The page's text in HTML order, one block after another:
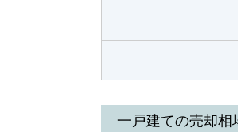
一戸建ての売却相